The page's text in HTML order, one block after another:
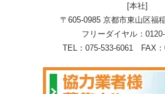
[本社]
〒605-0985 京都市東山区福
フリーダイヤル：
TEL： 075-533-6061 FAX：